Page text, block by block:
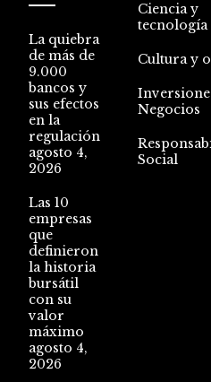
La quiebra
de más de
9.000
bancos y
sus efectos
en la
regulación
agosto 4,
2026
Las 10
empresas
que
definieron
la historia
bursátil
con su
valor
máximo
agosto 4,
2026
Ciencia y
tecnología
Cultura y
Negocios
Social